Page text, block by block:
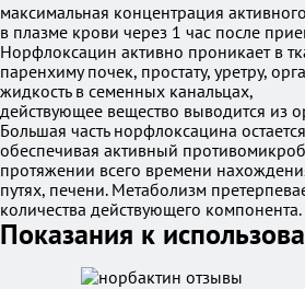
максимальная концентрация
в плазме крови через 1 час после
Норфлоксацин активно проникает в
паренхиму почек, простату, уретру,
жидкость в семенных канальцах,
действующее вещество выводится из
Большая часть норфлоксацина
обеспечивая активный
протяжении всего времени
путях, печени. Метаболизм
количества действующего компонента.
Показания к